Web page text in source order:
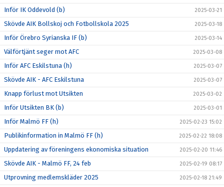
Inför IK Oddevold (b) 2025-03-21
Skövde AIK Bollskoj och Fotbollskola 2025 2025-03-18
Inför Örebro Syrianska IF (b) 2025-03-14
Välförtjänt seger mot AFC 2025-03-08
Inför AFC Eskilstuna (h) 2025-03-07
Skövde AIK - AFC Eskilstuna 2025-03-07
Knapp förlust mot Utsikten 2025-03-02
Inför Utsikten BK (b) 2025-03-01
Inför Malmö FF (h) 2025-02-23 15:02
Publikinformation in Malmö FF (h) 2025-02-22 18:08
Uppdatering av föreningens ekonomiska situation 2025-02-20 11:46
Skövde AIK - Malmö FF, 24 feb 2025-02-19 08:17
Utprovning medlemskläder 2025 2025-02-18 21:49